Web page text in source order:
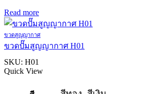
Read more
ขวดสูญญากาศ
ขวดปั๊มสูญญากาศ H01
SKU: H01
Quick View